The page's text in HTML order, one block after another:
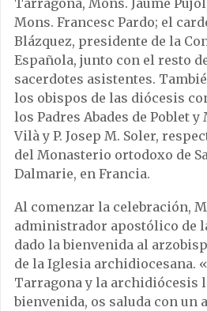
Tarragona, Mons. Jaume
Mons. Francesc Pardo; el
Blázquez, presidente de la
Española, junto con el resto
sacerdotes asistentes.
los obispos de las diócesis
los Padres Abades de Poblet
Vilà y P. Josep M. Soler,
del Monasterio ortodoxo de
Dalmarie, en Francia.
Al comenzar la celebración,
administrador apostólico de
dado la bienvenida al
de la Iglesia archidiocesana.
Tarragona y la archidiócesis
bienvenida, os saluda con un